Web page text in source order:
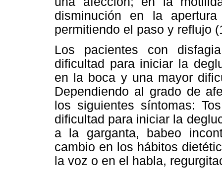
disminución en la
permitiendo el paso y reflujo
Los pacientes con
dificultad para iniciar la
en la boca y una mayor
Dependiendo al grado de
los siguientes síntomas:
dificultad para iniciar la
a la garganta, babeo
cambio en los hábitos
la voz o en el habla,